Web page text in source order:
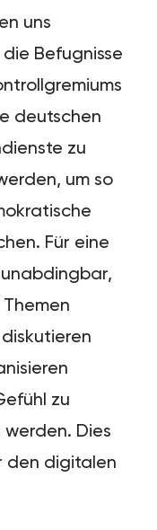
uns
Befugnisse
deutschen
zu
um so
Für eine
zu
Dies
den digitalen